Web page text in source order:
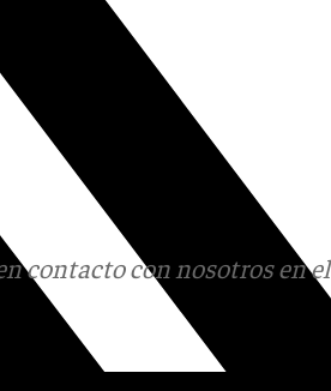
contacto con nosotros en el